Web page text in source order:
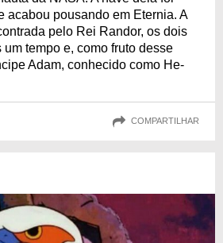
acabou pousando em Eternia. A
pelo Rei Randor, os dois
tempo e, como fruto desse
Adam, conhecido como He-
COMPARTILHAR